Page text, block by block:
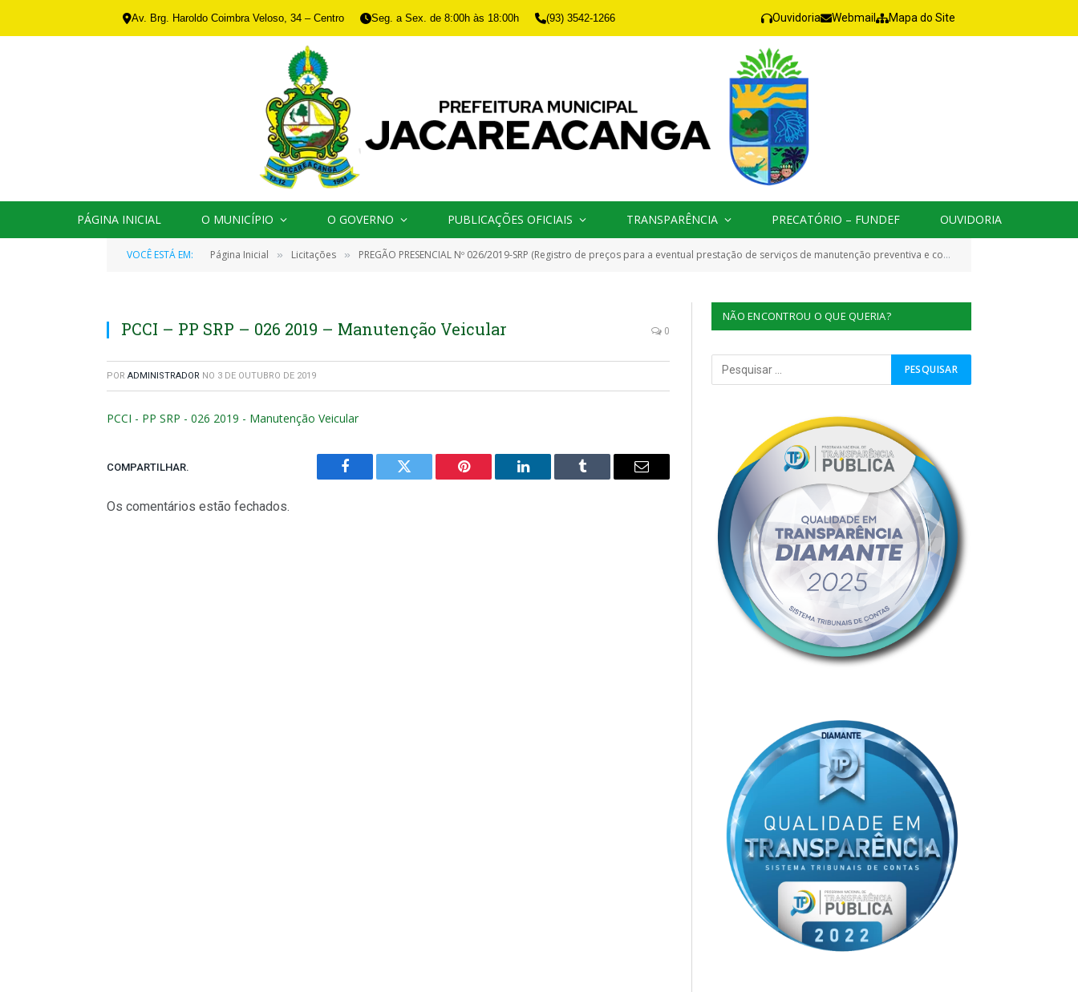
Av. Brg. Haroldo Coimbra Veloso, 34 – Centro Seg. a Sex. de 8:00h às 18:00h (93) 3542-1266 Ouvidoria Webmail Mapa do Site
PÁGINA INICIAL O MUNICÍPIO O GOVERNO PUBLICAÇÕES OFICIAIS TRANSPARÊNCIA PRECATÓRIO – FUNDEF OUVIDORIA
VOCÊ ESTÁ EM: Página Inicial » Licitações » PREGÃO PRESENCIAL Nº 026/2019-SRP (Registro de preços para a eventual prestação de serviços de manutenção preventiva e corretiva em veículos e máquinas pesadas, compreendendo: serviços mecânicos, elétricos, lanternagem, pintura, vidraçaria, borracharia, alinhamento, balanceamento, troca de óleo lubrificante e assistência de socorro mecânico)
PCCI – PP SRP – 026 2019 – Manutenção Veicular 0
POR ADMINISTRADOR NO 3 DE OUTUBRO DE 2019
PCCI - PP SRP - 026 2019 - Manutenção Veicular
COMPARTILHAR.
Facebook Twitter Pinterest
O
Tumblr
E-
Os comentários estão fechados.
NÃO ENCONTROU O QUE QUERIA?